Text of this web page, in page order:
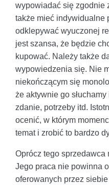
wypowiadać się zgodnie
także mieć indywidualne
odklepywać wyuczonej
jest szansa, że będzie
kupować. Należy także
wypowiedzenia się. Nie
niekończącym się
że aktywnie go
zdanie, potrzeby itd.
ocenić, w którym
temat i zrobić to bardzo
Oprócz tego sprzedawca
Jego praca nie powinna
oferowanych przez